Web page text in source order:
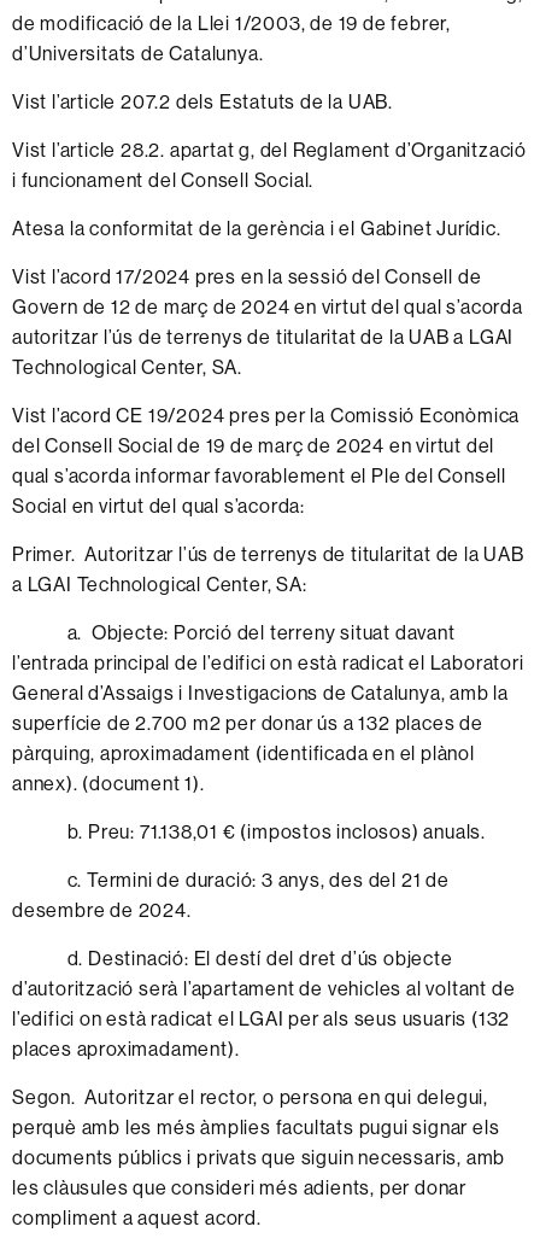
de modificació de la Llei 1/2003, de 19 de febrer,
d’Universitats de Catalunya.
Vist l’article 207.2 dels Estatuts de la UAB.
Vist l’article 28.2. apartat g, del Reglament d’Organització
i funcionament del Consell Social.
Atesa la conformitat de la gerència i el Gabinet Jurídic.
Vist l’acord 17/2024 pres en la sessió del Consell de
Govern de 12 de març de 2024 en virtut del qual s’acorda
autoritzar l’ús de terrenys de titularitat de la UAB a LGAI
Technological Center, SA.
Vist l’acord CE 19/2024 pres per la Comissió Econòmica
del Consell Social de 19 de març de 2024 en virtut del
qual s’acorda informar favorablement el Ple del Consell
Social en virtut del qual s’acorda:
Primer. Autoritzar l’ús de terrenys de titularitat de la UAB
a LGAI Technological Center, SA:
a. Objecte: Porció del terreny situat davant
l’entrada principal de l’edifici on està radicat el Laboratori
General d’Assaigs i Investigacions de Catalunya, amb la
superfície de 2.700 m2 per donar ús a 132 places de
pàrquing, aproximadament (identificada en el plànol
annex). (document 1).
b. Preu: 71.138,01 € (impostos inclosos) anuals.
c. Termini de duració: 3 anys, des del 21 de
desembre de 2024.
d. Destinació: El destí del dret d’ús objecte
d’autorització serà l’apartament de vehicles al voltant de
l’edifici on està radicat el LGAI per als seus usuaris (132
places aproximadament).
Segon. Autoritzar el rector, o persona en qui delegui,
perquè amb les més àmplies facultats pugui signar els
documents públics i privats que siguin necessaris, amb
les clàusules que consideri més adients, per donar
compliment a aquest acord.